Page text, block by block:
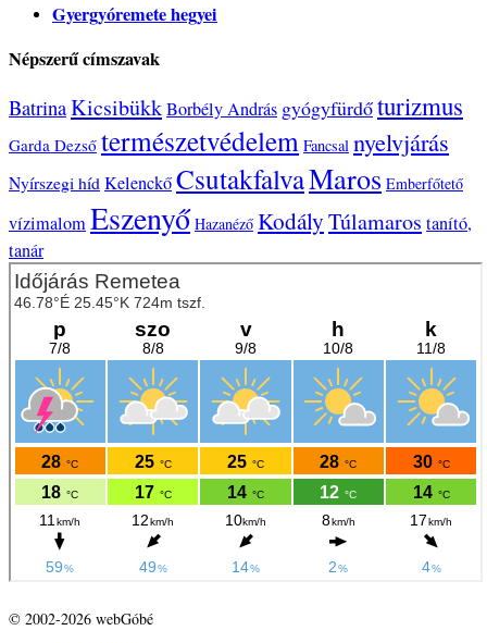
Gyergyóremete hegyei
Népszerű címszavak
BatrinaKicsibükkBorbély András gyógyfürdőturizmus
Garda Dezső természetvédelem Fancsal nyelvjárás
Nyírszegi híd KelenckőCsutakfalvaMaros Emberfőtető
vízimalomEszenyő Hazanéző KodályTúlamaros tanító,
tanár
© 2002-2026 webGóbé